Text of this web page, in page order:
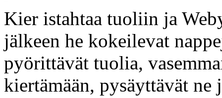
Kier istahtaa tuoliin ja
jälkeen he kokeilevat
pyörittävät tuolia,
kiertämään, pysäyttävät ne